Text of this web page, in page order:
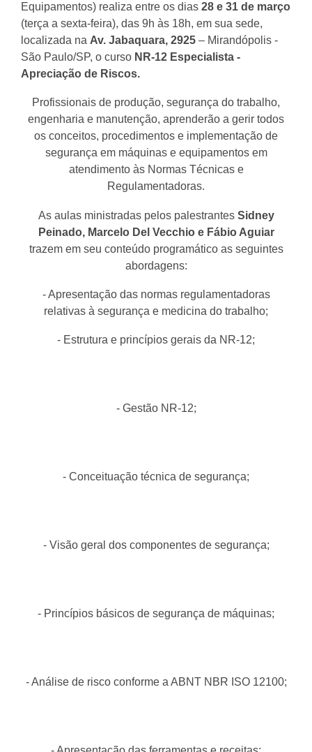
Equipamentos) realiza entre os dias 28 e 31 de março
(terça a sexta-feira), das 9h às 18h, em sua sede,
localizada na Av. Jabaquara, 2925 – Mirandópolis -
São Paulo/SP, o curso NR-12 Especialista -
Apreciação de Riscos.
Profissionais de produção, segurança do trabalho,
engenharia e manutenção, aprenderão a gerir todos
os conceitos, procedimentos e implementação de
segurança em máquinas e equipamentos em
atendimento às Normas Técnicas e
Regulamentadoras.
As aulas ministradas pelos palestrantes Sidney
Peinado, Marcelo Del Vecchio e Fábio Aguiar
trazem em seu conteúdo programático as seguintes
abordagens:
- Apresentação das normas regulamentadoras
relativas à segurança e medicina do trabalho;
- Estrutura e princípios gerais da NR-12;
- Gestão NR-12;
- Conceituação técnica de segurança;
- Visão geral dos componentes de segurança;
- Princípios básicos de segurança de máquinas;
- Análise de risco conforme a ABNT NBR ISO 12100;